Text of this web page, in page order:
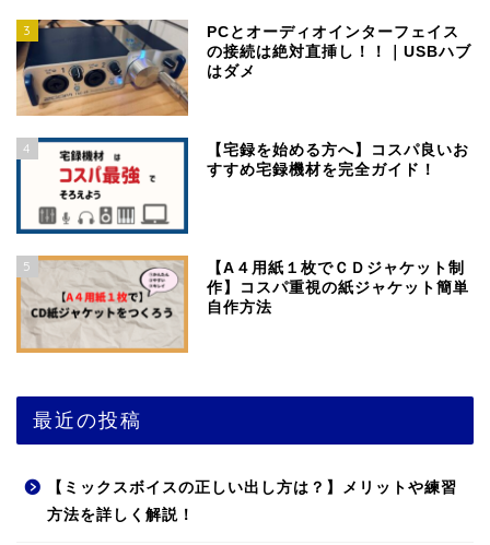
3
PCとオーディオインターフェイス
の接続は絶対直挿し！！｜USBハブ
はダメ
4
【宅録を始める方へ】コスパ良いお
すすめ宅録機材を完全ガイド！
5
【A４用紙１枚でＣＤジャケット制
作】コスパ重視の紙ジャケット簡単
自作方法
最近の投稿
【ミックスボイスの正しい出し方は？】メリットや練習
方法を詳しく解説！